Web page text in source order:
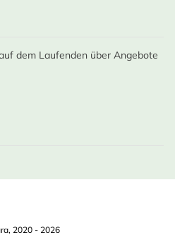
dem Laufenden über Angebote
2020 - 2026